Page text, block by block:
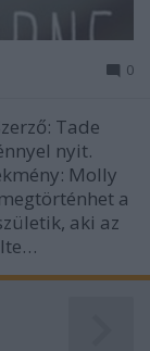
0
Tade
nyit.
Molly
a
aki az